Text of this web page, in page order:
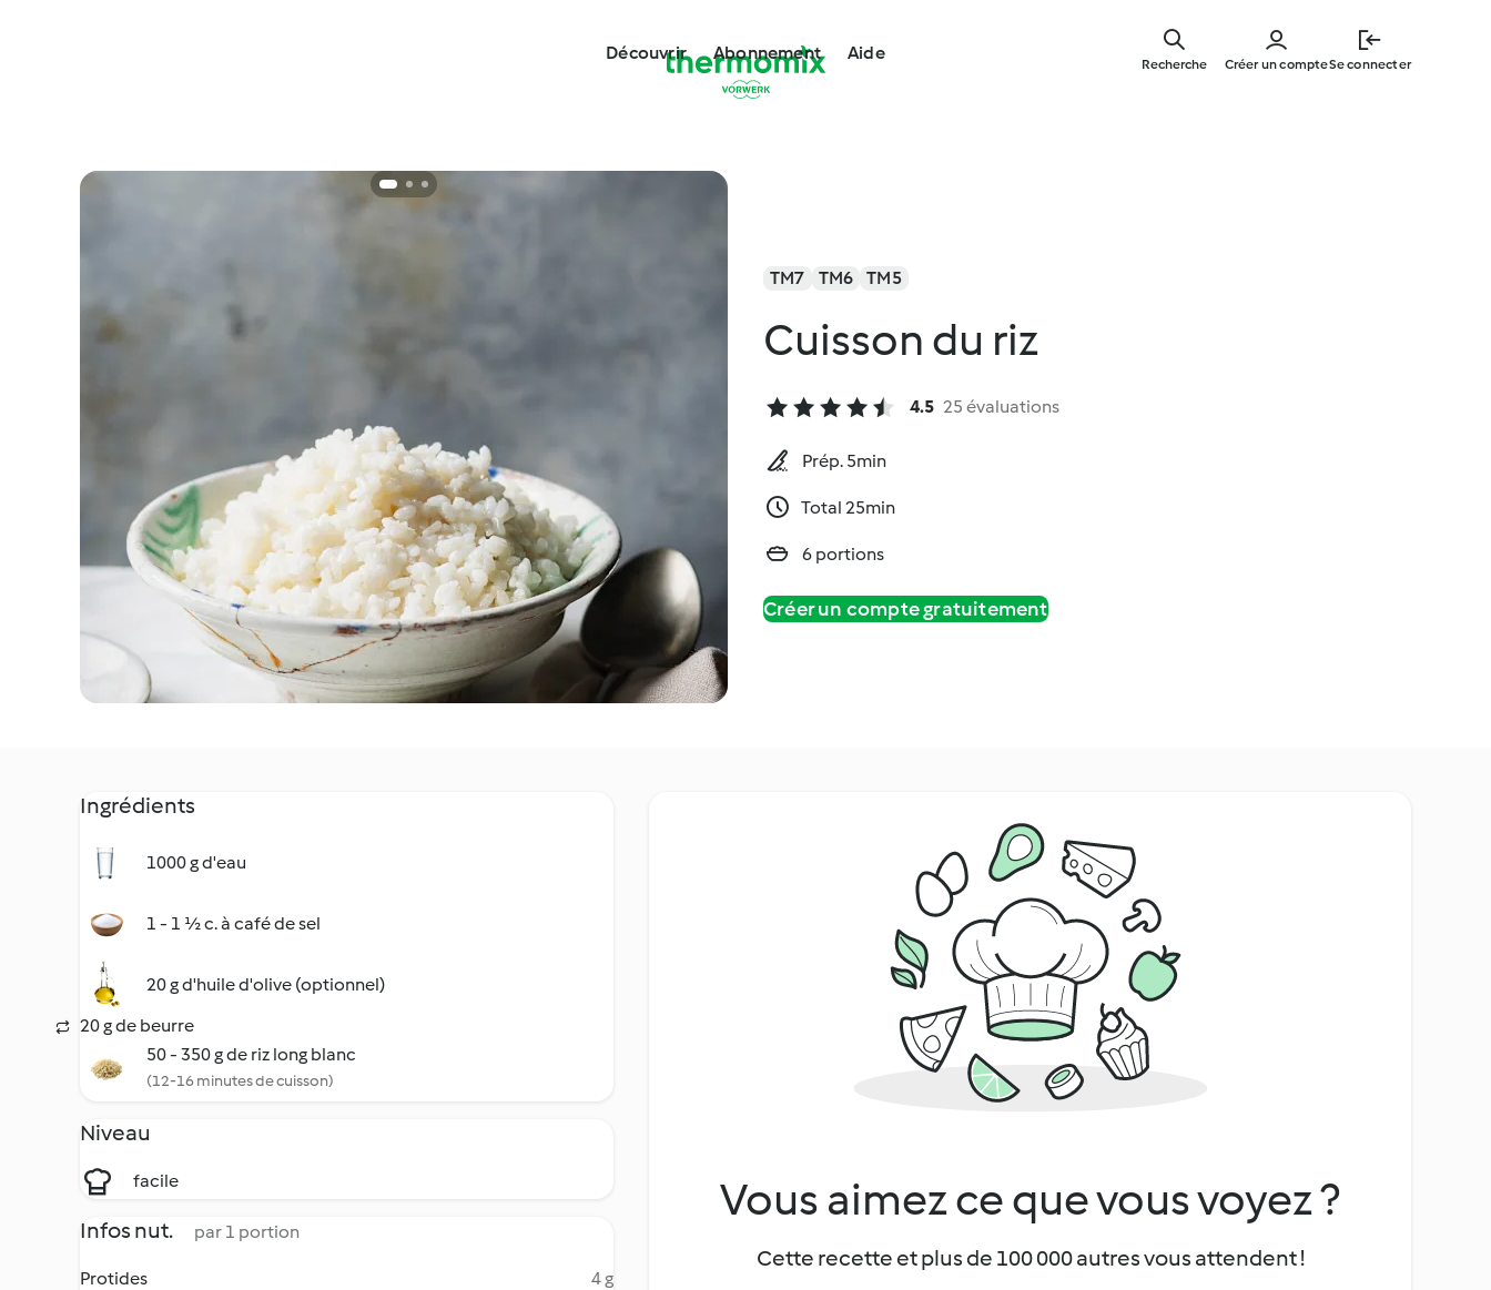
main
Découvrir Abonnement Aide
Créer un compteSe connecter
Recherche
TM7 TM6 TM5
Cuisson du riz
4.5 25 évaluations
Prép. 5min
Total 25min
6 portions
Créer un compte gratuitement
Ingrédients
1000 g d'eau
1 - 1 ½ c. à café de sel
20 g d'huile d'olive (optionnel)
20 g de beurre
50 - 350 g de riz long blanc
(12-16 minutes de cuisson)
Niveau
facile
Infos nut. par 1 portion
Protides
4 g
Vous aimez ce que vous voyez ?
Cette recette et plus de 100 000 autres vous attendent !